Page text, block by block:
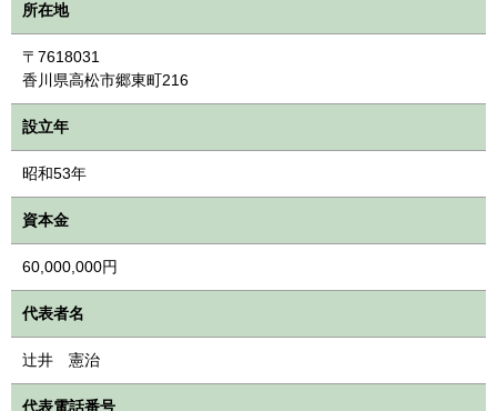
所在地
〒7618031
香川県高松市郷東町216
設立年
昭和53年
資本金
60,000,000円
代表者名
辻井 憲治
代表電話番号